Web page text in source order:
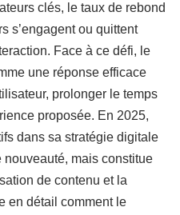
clés, le taux de rebond
s’engagent ou quittent
Face à ce défi, le
une réponse efficace
prolonger le temps
proposée. En 2025,
dans sa stratégie digitale
mais constitue
de contenu et la
en détail comment le